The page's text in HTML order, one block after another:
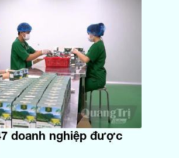
doanh nghiệp được